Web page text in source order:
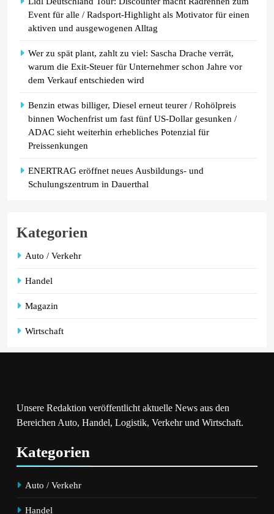
Event für alle / Radsport-Highlight als Motivator für einen
aktiven und ausgewogenen Alltag
Wer zu spät plant, zahlt zu viel: Sascha Drache verrät,
warum die Exit-Steuer für Unternehmer schon Jahre vor
dem Verkauf entschieden wird
Benzin etwas billiger, Diesel erneut teurer / Rohölpreis
binnen Wochenfrist um fast fünf US-Dollar gesunken /
ADAC sieht weiterhin erhebliches Potenzial für
Preissenkungen
ENERTRAG eröffnet neues Ausbildungs- und
Schulungszentrum in Dauerthal
Kategorien
Auto / Verkehr
Handel
Magazin
Wirtschaft
Unsere Redaktion veröffentlicht aktuelle News aus den
Bereichen Auto, Handel, Logistik, Verkehr und Wirtschaft.
Kategorien
Auto / Verkehr
Handel